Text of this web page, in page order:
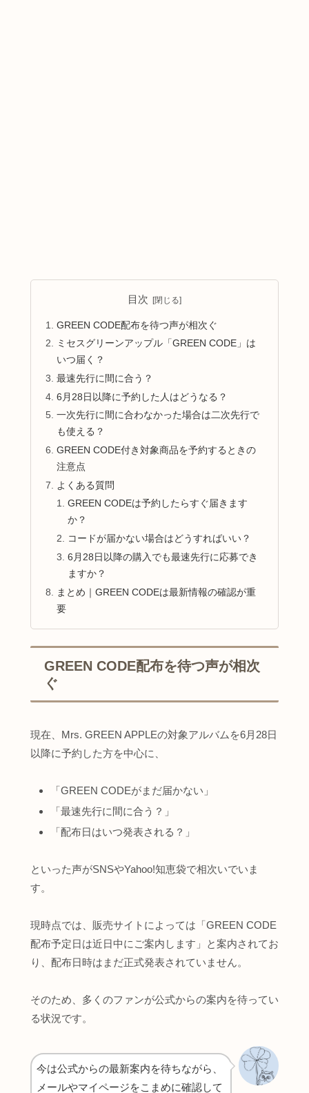
目次
GREEN CODE配布を待つ声が相次ぐ
ミセスグリーンアップル「GREEN CODE」は
いつ届く？
最速先行に間に合う？
6月28日以降に予約した人はどうなる？
一次先行に間に合わなかった場合は二次先行で
も使える？
GREEN CODE付き対象商品を予約するときの
注意点
よくある質問
GREEN CODEは予約したらすぐ届きます
か？
コードが届かない場合はどうすればいい？
6月28日以降の購入でも最速先行に応募でき
ますか？
まとめ｜GREEN CODEは最新情報の確認が重
要
GREEN CODE配布を待つ声が相次
ぐ
現在、Mrs. GREEN APPLEの対象アルバムを6月28日
以降に予約した方を中心に、
「GREEN CODEがまだ届かない」
「最速先行に間に合う？」
「配布日はいつ発表される？」
といった声がSNSやYahoo!知恵袋で相次いでいま
す。
現時点では、販売サイトによっては「GREEN CODE
配布予定日は近日中にご案内します」と案内されてお
り、配布日時はまだ正式発表されていません。
そのため、多くのファンが公式からの案内を待ってい
る状況です。
今は公式からの最新案内を待ちながら、
メールやマイページをこまめに確認して